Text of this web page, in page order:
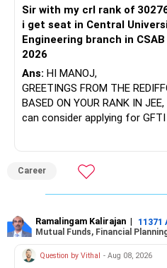
categories.
This keeps your portfolio
Your risk appetite seems
have built.
Gaps or Missing Elements
Most flexi caps and large-mid
You need not add more
portfolio.
You have rightly avoided
You have exposure to:
– ICICI Prudential Energy
– SBI Energy Opportunities
There is no strong need to
sector.
But given your age, even this
You currently have:
BEST WISHES.
Sir with my crl rank of
i get seat in Central
Engineering branch in
2026
Ans: HI MANOJ,
GREETINGS FROM THE
BASED ON YOUR RANK IN
can consider applying for
ALL THE BEST.
Career
Ramalingam Kalirajan | 11371
Mutual Funds, Financial
Question by Vithal - Aug 08, 2026